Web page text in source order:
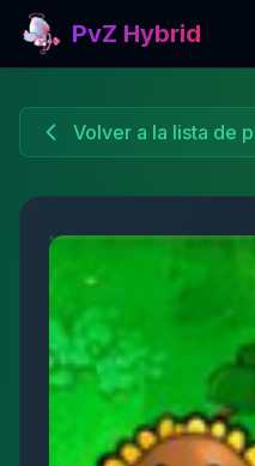
PvZ Hybrid
Volver a la lista de